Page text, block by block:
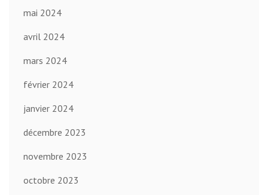
mai 2024
avril 2024
mars 2024
février 2024
janvier 2024
décembre 2023
novembre 2023
octobre 2023